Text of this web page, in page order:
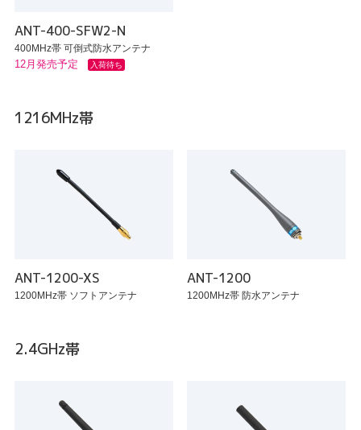
ANT-400-SFW2-N
400MHz帯 可倒式防水アンテナ
12月発売予定 入荷待ち
1216MHz帯
ANT-1200-XS
1200MHz帯 ソフトアンテナ
ANT-1200
1200MHz帯 防水アンテナ
2.4GHz帯